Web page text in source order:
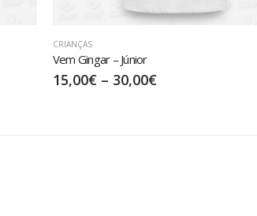
CRIANÇAS
Vem Gingar – Júnior
15,00€– 30,00€